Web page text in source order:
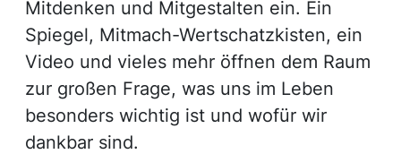
Mitdenken und Mitgestalten ein. Ein
Spiegel, Mitmach-Wertschatzkisten, ein
Video und vieles mehr öffnen dem Raum
zur großen Frage, was uns im Leben
besonders wichtig ist und wofür wir
dankbar sind.